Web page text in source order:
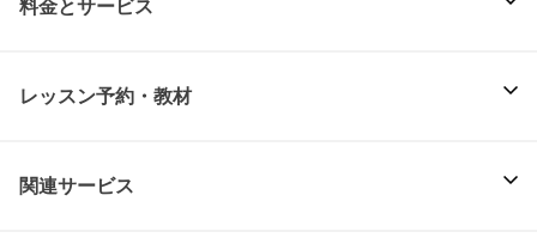
料金とサービス
レッスン予約・教材
関連サービス